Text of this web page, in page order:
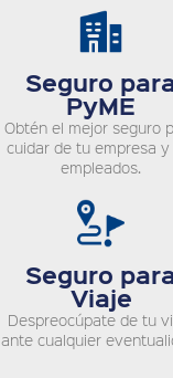
Seguro
PyME
Obtén el mejor seguro
cuidar de tu empresa
empleados.
Seguro
Viaje
Despreocúpate de tu
ante cualquier